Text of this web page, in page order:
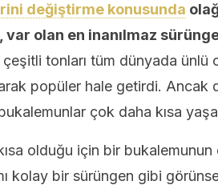
değiştirme konusunda
olan en inanılmaz
tonları tüm dünyada ünlü
popüler hale getirdi. Ancak
çok daha kısa
kısa olduğu için bir
kolay bir sürüngen gibi